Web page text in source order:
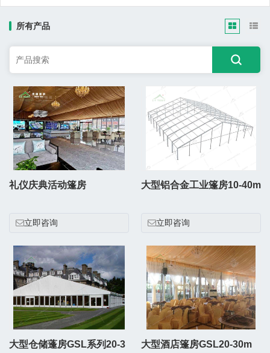
所有产品
礼仪庆典活动篷房
立即咨询
大型铝合金工业篷房10-40m
立即咨询
大型仓储蓬房GSL系列20-3
大型酒店篷房GSL20-30m